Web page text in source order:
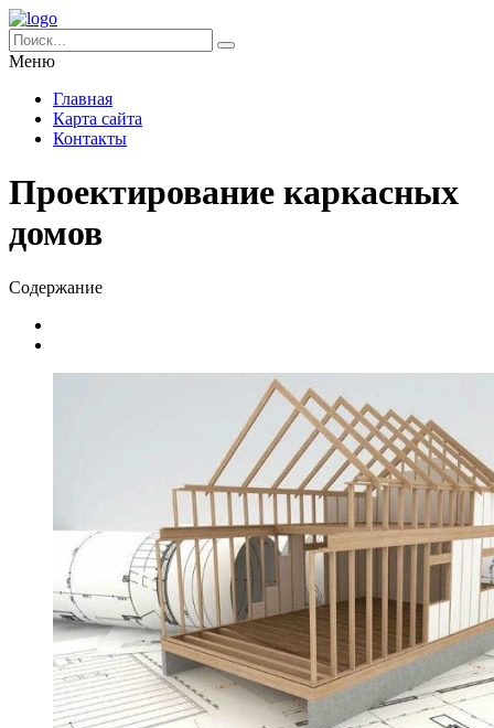
Меню
Главная
Карта сайта
Контакты
Проектирование каркасных
домов
Содержание